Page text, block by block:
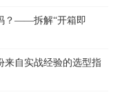
？——拆解“开箱即
来自实战经验的选型指